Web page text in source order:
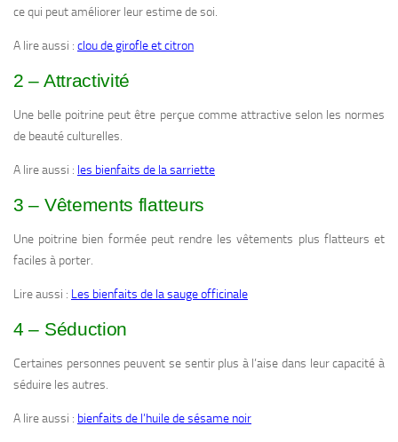
ce qui peut améliorer leur estime de soi.
A lire aussi : clou de girofle et citron
2 – Attractivité
Une belle poitrine peut être perçue comme attractive selon les normes
de beauté culturelles.
A lire aussi : les bienfaits de la sarriette
3 – Vêtements flatteurs
Une poitrine bien formée peut rendre les vêtements plus flatteurs et
faciles à porter.
Lire aussi : Les bienfaits de la sauge officinale
4 – Séduction
Certaines personnes peuvent se sentir plus à l’aise dans leur capacité à
séduire les autres.
A lire aussi : bienfaits de l’huile de sésame noir